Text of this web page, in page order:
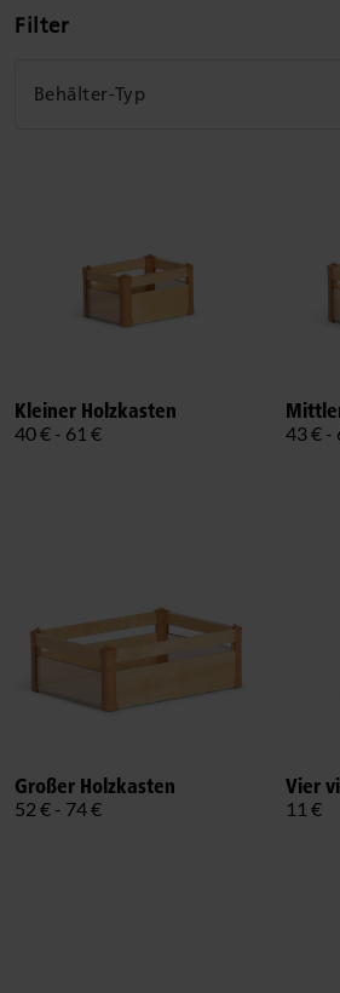
Filter
Behälter-Typ
Materialbox
Filter löschen
Kleiner Holzkasten
40 € - 61 € 43 € -
Großer Holzkasten
52 € - 74 €
Vier
11 €